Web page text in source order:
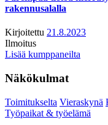
rakennusalalla
Kirjoitettu 21.8.2023
Ilmoitus
Lisää kumppaneilta
Näkökulmat
Toimitukselta Vieraskynä
Työpaikat & työelämä